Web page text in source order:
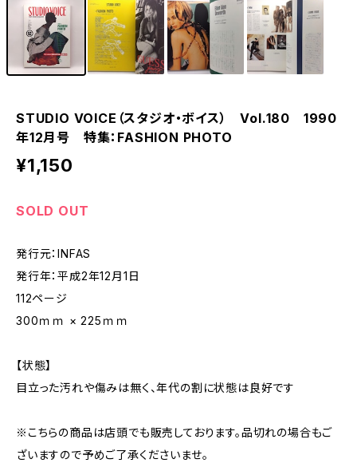
STUDIO VOICE（スタジオ・ボイス） Vol.180 1990
年12月号 特集：FASHION PHOTO
¥1,150
SOLD OUT
発行元：INFAS
発行年：平成2年12月1日
112ページ
300ｍｍ × 225ｍｍ
【状態】
目立った汚れや傷みは無く、年代の割に状態は良好です
※こちらの商品は店頭でも販売しております。品切れの場合もご
ざいますので予めご了承くださいませ。